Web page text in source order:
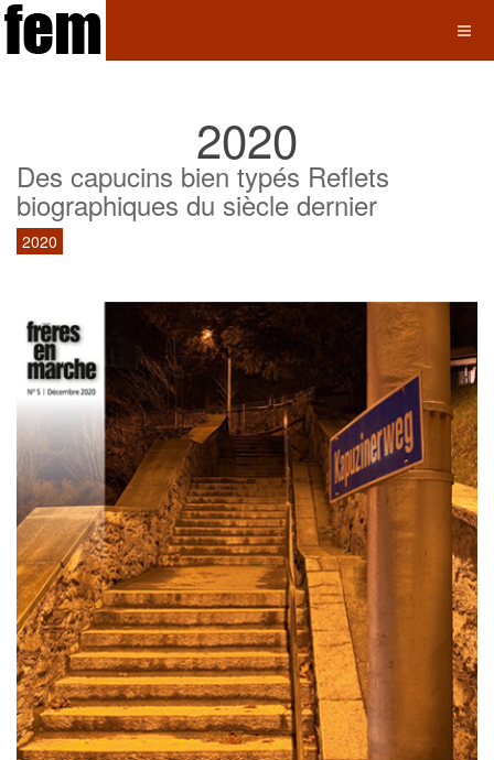
2020
Des capucins bien typés Reflets
biographiques du siècle dernier
2020